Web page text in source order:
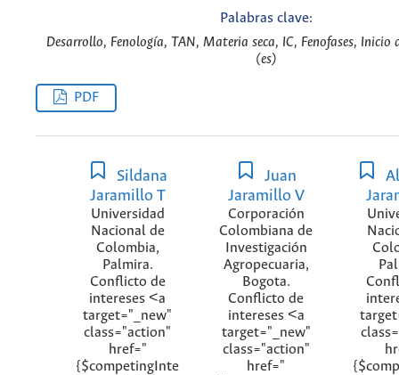
Palabras clave:
Desarrollo, Fenología, TAN, Materia seca, IC, Fenofases, Inicio
(es)
PDF
Sildana
Jaramillo T
Universidad
Nacional de
Colombia,
Palmira.
Conflicto de
intereses <a
target="_new"
class="action"
href="
{$competingInte
Juan
Jaramillo V
Corporación
Colombiana de
Investigación
Agropecuaria,
Bogota.
Conflicto de
intereses <a
target="_new"
class="action"
href="